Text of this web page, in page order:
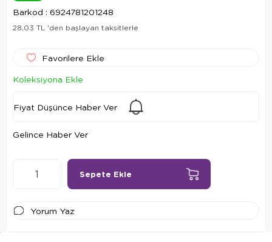
Barkod : 6924781201248
28,03 TL 'den başlayan taksitlerle
Favorilere Ekle
Koleksiyona Ekle
Fiyat Düşünce Haber Ver
Gelince Haber Ver
Yorum Yaz